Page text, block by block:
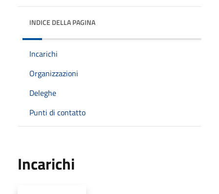
INDICE DELLA PAGINA
Incarichi
Organizzazioni
Deleghe
Punti di contatto
Incarichi